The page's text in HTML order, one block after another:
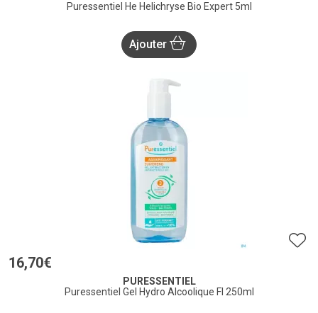
Puressentiel He Helichryse Bio Expert 5ml
Ajouter
16,70€
PURESSENTIEL
Puressentiel Gel Hydro Alcoolique Fl 250ml